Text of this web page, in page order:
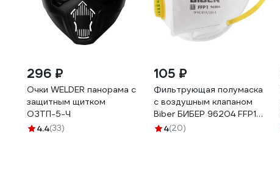
296 ₽
Очки WELDER панорама с
защитным щитком
ОЗТП-5-Ч
4.4(33)
105 ₽
Фильтрующая полумаска
с воздушным клапаном
Biber БИБЕР 96204 FFP1
тов-205897
4(20)